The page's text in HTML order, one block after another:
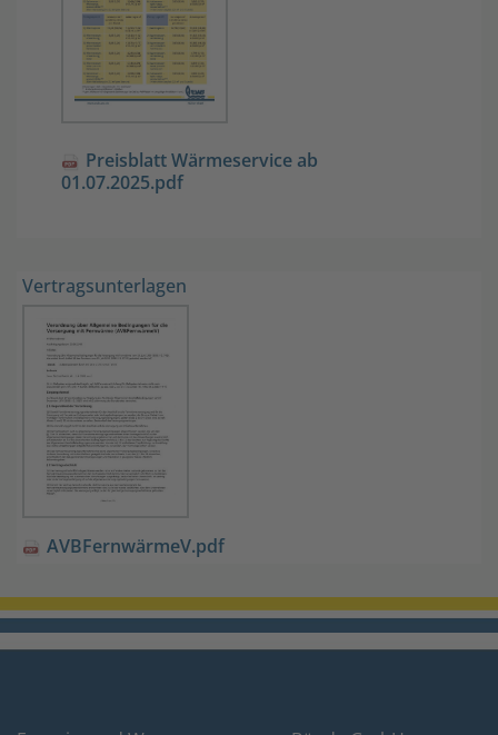
Preisblatt Wärmeservice ab
01.07.2025.pdf
Vertragsunterlagen
AVBFernwärmeV.pdf